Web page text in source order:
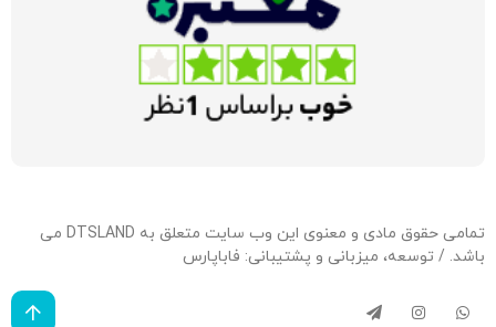
تمامی حقوق مادی و معنوی این وب سایت متعلق به DTSLAND می
باشد. / توسعه، میزبانی و پشتیبانی: فاباپارس